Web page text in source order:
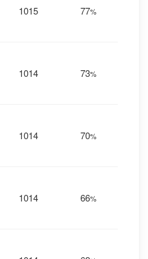
1015 77%
1014 73%
1014 70%
1014 66%